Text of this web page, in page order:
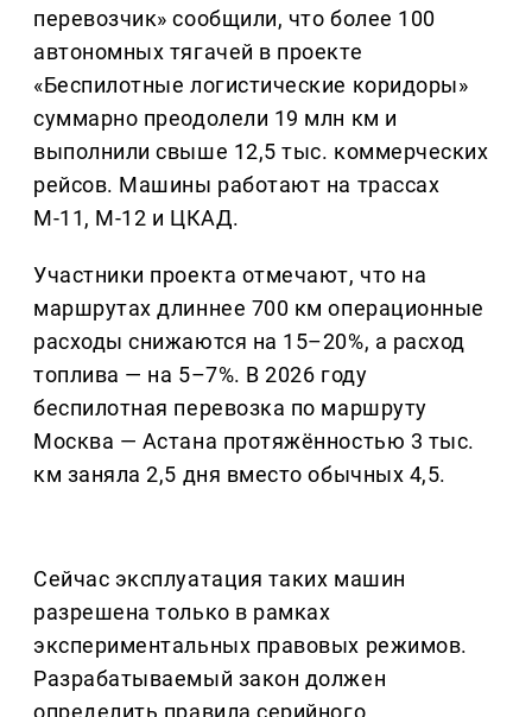
перевозчик» сообщили, что более 100
автономных тягачей в проекте
«Беспилотные логистические коридоры»
суммарно преодолели 19 млн км и
выполнили свыше 12,5 тыс. коммерческих
рейсов. Машины работают на трассах
М-11, М-12 и ЦКАД.
Участники проекта отмечают, что на
маршрутах длиннее 700 км операционные
расходы снижаются на 15–20%, а расход
топлива — на 5–7%. В 2026 году
беспилотная перевозка по маршруту
Москва — Астана протяжённостью 3 тыс.
км заняла 2,5 дня вместо обычных 4,5.
Сейчас эксплуатация таких машин
разрешена только в рамках
экспериментальных правовых режимов.
Разрабатываемый закон должен